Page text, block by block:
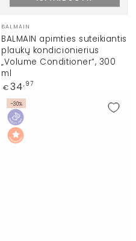
Prekinis
ženklas:
BALMAIN
BALMAIN apimties suteikiantis
plaukų kondicionierius
„Volume Conditioner“, 300
ml
Įprasta
€ 34,97
–30%